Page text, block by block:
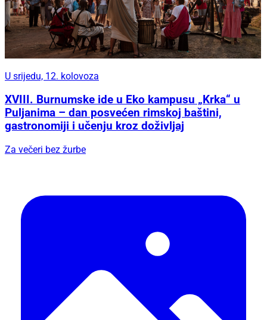
U srijedu, 12. kolovoza
XVIII. Burnumske ide u Eko kampusu „Krka“ u
Puljanima – dan posvećen rimskoj baštini,
gastronomiji i učenju kroz doživljaj
Za večeri bez žurbe